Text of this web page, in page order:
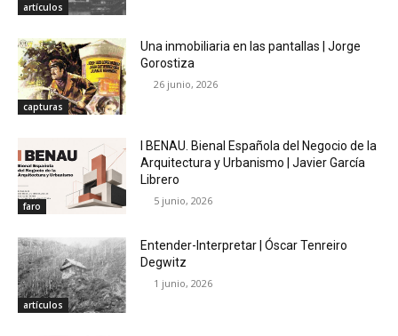
artículos
capturas
Una inmobiliaria en las pantallas | Jorge
Gorostiza
26 junio, 2026
faro
I BENAU. Bienal Española del Negocio de la
Arquitectura y Urbanismo | Javier García
Librero
5 junio, 2026
artículos
Entender-Interpretar | Óscar Tenreiro
Degwitz
1 junio, 2026